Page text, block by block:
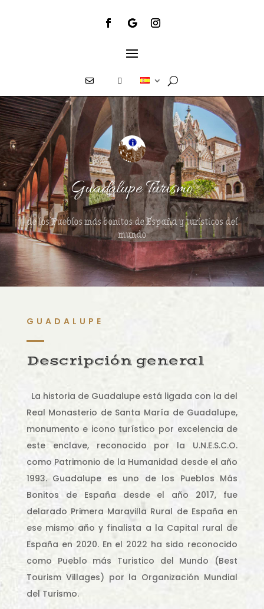
Guadalupe Turismo
de los Pueblos más bonitos de España y turísticos del
mundo
GUADALUPE
Descripción general
La historia de Guadalupe está ligada con la del
Real Monasterio de Santa María de Guadalupe,
monumento e icono turístico por excelencia de
este enclave, reconocido por la U.N.E.S.C.O.
como Patrimonio de la Humanidad desde el año
1993. Guadalupe es uno de los Pueblos Más
Bonitos de España desde el año 2017, fue
delarado Primera Maravilla Rural de España en
ese mismo año y finalista a la Capital rural de
España en 2020. En el 2022 ha sido reconocido
como Pueblo más Turistico del Mundo (Best
Tourism Villages) por la Organización Mundial
del Turismo.